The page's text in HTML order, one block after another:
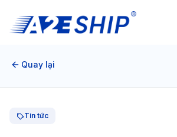
Quay lại
Tin tức